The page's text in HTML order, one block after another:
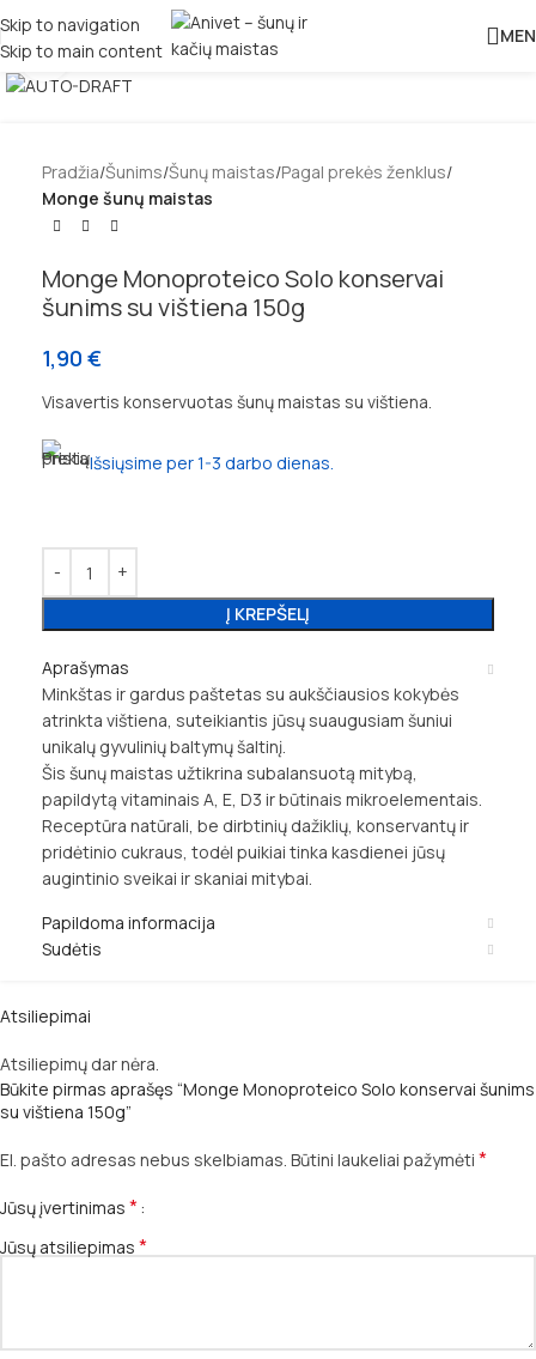
Skip to navigation
Skip to main content
Padidinti
Pradžia Šunims Šunų maistas Pagal prekės ženklus
Monge šunų maistas
Monge Monoproteico Solo konservai
šunims su vištiena 150g
1,90 €
Visavertis konservuotas šunų maistas su vištiena.
Išsiųsime per 1-3 darbo dienas.
Į KREPŠELĮ
Aprašymas
Minkštas ir gardus paštetas su aukščiausios kokybės
atrinkta vištiena, suteikiantis jūsų suaugusiam šuniui
unikalų gyvulinių baltymų šaltinį.
Šis šunų maistas užtikrina subalansuotą mitybą,
papildytą vitaminais A, E, D3 ir būtinais mikroelementais.
Receptūra natūrali, be dirbtinių dažiklių, konservantų ir
pridėtinio cukraus, todėl puikiai tinka kasdienei jūsų
augintinio sveikai ir skaniai mitybai.
Papildoma informacija
Sudėtis
Atsiliepimai
Atsiliepimų dar nėra.
Būkite pirmas aprašęs “Monge Monoproteico Solo konservai šunims
su vištiena 150g”
El. pašto adresas nebus skelbiamas. Būtini laukeliai pažymėti *
Jūsų įvertinimas *
Jūsų atsiliepimas *